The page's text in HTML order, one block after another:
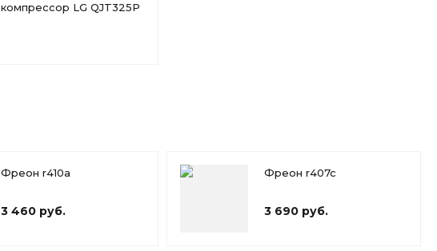
компрессор LG QJT325P
Фреон r410a
3 460 руб.
Фреон r407c
3 690 руб.